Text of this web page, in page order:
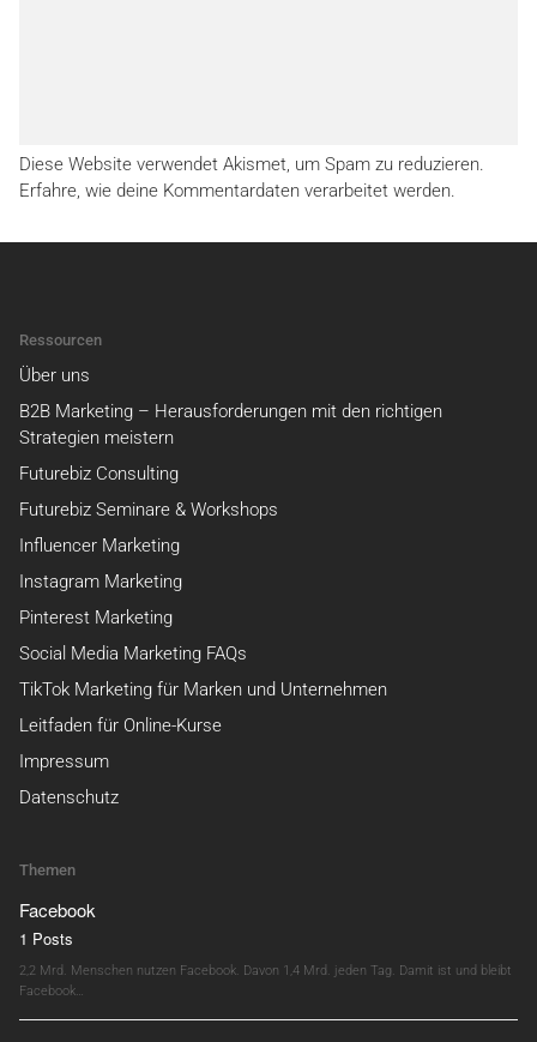
Diese Website verwendet Akismet, um Spam zu reduzieren.
Erfahre, wie deine Kommentardaten verarbeitet werden.
Ressourcen
Über uns
B2B Marketing – Herausforderungen mit den richtigen
Strategien meistern
Futurebiz Consulting
Futurebiz Seminare & Workshops
Influencer Marketing
Instagram Marketing
Pinterest Marketing
Social Media Marketing FAQs
TikTok Marketing für Marken und Unternehmen
Leitfaden für Online-Kurse
Impressum
Datenschutz
Themen
Facebook
1 Posts
2,2 Mrd. Menschen nutzen Facebook. Davon 1,4 Mrd. jeden Tag. Damit ist und bleibt
Facebook…